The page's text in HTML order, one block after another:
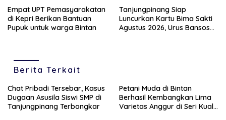
Empat UPT Pemasyarakatan
di Kepri Berikan Bantuan
Pupuk untuk warga Bintan
Tanjungpinang Siap
Luncurkan Kartu Bima Sakti
Agustus 2026, Urus Bansos
Berita Terkait
Chat Pribadi Tersebar, Kasus
Dugaan Asusila Siswi SMP di
Tanjungpinang Terbongkar
Petani Muda di Bintan
Berhasil Kembangkan Lima
Varietas Anggur di Seri Kuala